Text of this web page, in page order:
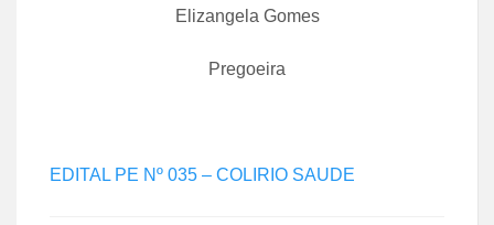
Elizangela Gomes
Pregoeira
EDITAL PE Nº 035 – COLIRIO SAUDE